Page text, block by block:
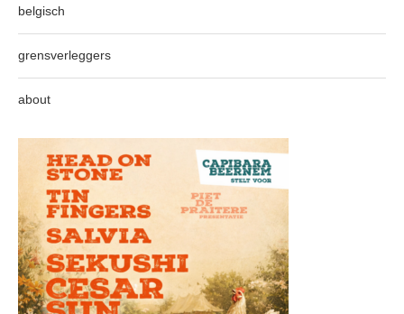
belgisch
grensverleggers
about